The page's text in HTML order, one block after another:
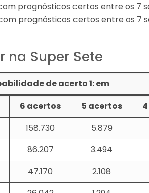
prognósticos certos entre os 7
prognósticos certos entre os 7
Super Sete
de acerto 1: em
6 acertos 5 acertos
158.730 5.879
86.207 3.494
47.170 2.108